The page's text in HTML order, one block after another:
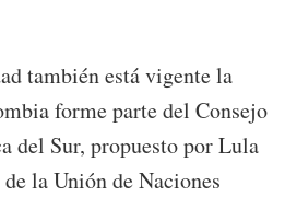
también está vigente la
forme parte del Consejo
del Sur, propuesto por Lula
la Unión de Naciones